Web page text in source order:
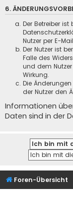
6.
Der Betreiber
Nutzer per E-
Der Nutzer ist
Falle des
und dem
Wirkung.
Die
der Nutzer den
Informationen
Daten sind in der
Foren-Übersicht